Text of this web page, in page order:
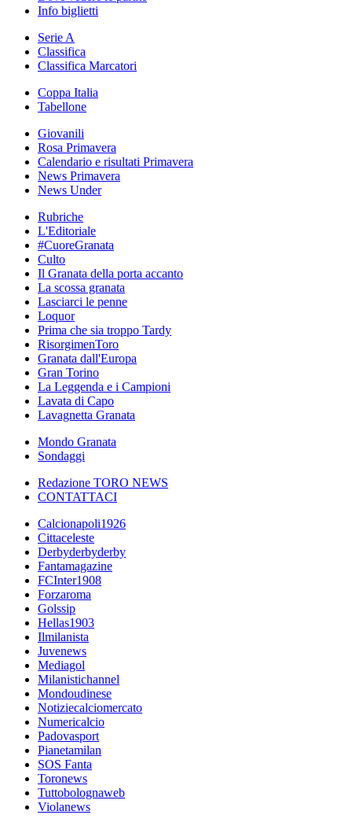
Info biglietti
Serie A
Classifica
Classifica Marcatori
Coppa Italia
Tabellone
Giovanili
Rosa Primavera
Calendario e risultati Primavera
News Primavera
News Under
Rubriche
L'Editoriale
#CuoreGranata
Culto
Il Granata della porta accanto
La scossa granata
Lasciarci le penne
Loquor
Prima che sia troppo Tardy
RisorgimenToro
Granata dall'Europa
Gran Torino
La Leggenda e i Campioni
Lavata di Capo
Lavagnetta Granata
Mondo Granata
Sondaggi
Redazione TORO NEWS
CONTATTACI
Calcionapoli1926
Cittaceleste
Derbyderbyderby
Fantamagazine
FCInter1908
Forzaroma
Golssip
Hellas1903
Ilmilanista
Juvenews
Mediagol
Milanistichannel
Mondoudinese
Notiziecalciomercato
Numericalcio
Padovasport
Pianetamilan
SOS Fanta
Toronews
Tuttobolognaweb
Violanews